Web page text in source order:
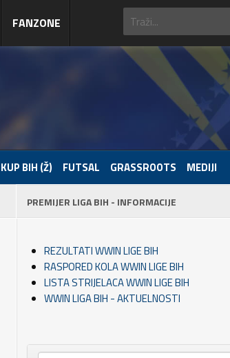
FANZONE
KUP BIH (Ž) FUTSAL GRASSROOTS MEDIJI
PREMIJER LIGA BIH - INFORMACIJE
REZULTATI WWIN LIGE BIH
RASPORED KOLA WWIN LIGE BIH
LISTA STRIJELACA WWIN LIGE BIH
WWIN LIGA BIH - AKTUELNOSTI